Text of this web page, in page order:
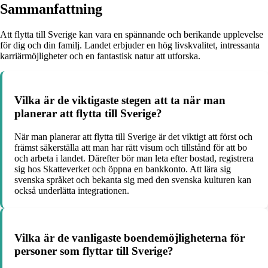
Sammanfattning
Att flytta till Sverige kan vara en spännande och berikande upplevelse
för dig och din familj. Landet erbjuder en hög livskvalitet, intressanta
karriärmöjligheter och en fantastisk natur att utforska.
Vilka är de viktigaste stegen att ta när man
planerar att flytta till Sverige?
När man planerar att flytta till Sverige är det viktigt att först och
främst säkerställa att man har rätt visum och tillstånd för att bo
och arbeta i landet. Därefter bör man leta efter bostad, registrera
sig hos Skatteverket och öppna en bankkonto. Att lära sig
svenska språket och bekanta sig med den svenska kulturen kan
också underlätta integrationen.
Vilka är de vanligaste boendemöjligheterna för
personer som flyttar till Sverige?